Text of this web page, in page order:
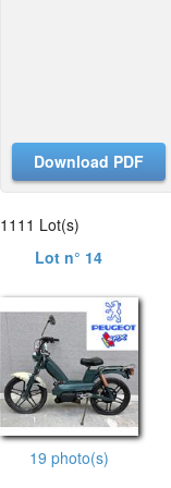
Download PDF
1111 Lot(s)
Lot n° 14
19 photo(s)